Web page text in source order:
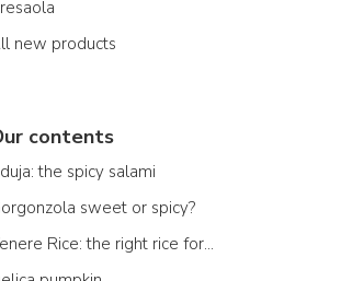
new products
contents
the spicy salami
sweet or spicy?
Rice: the right rice for...